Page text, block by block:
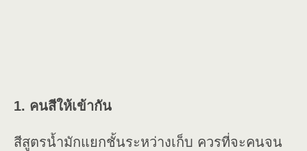
1. คนสีให้เข้ากัน
สีสูตรน้ำมักแยกชั้นระหว่างเก็บ ควรที่จะคนจน